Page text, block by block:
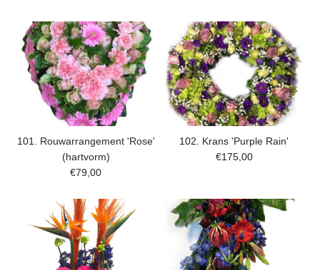
101. Rouwarrangement 'Rose'
(hartvorm)
€79,00
102. Krans 'Purple Rain'
€175,00